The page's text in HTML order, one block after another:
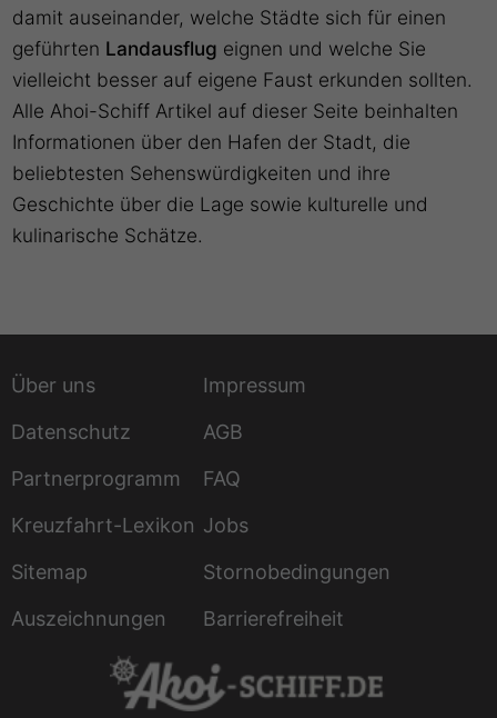
damit auseinander, welche Städte sich für einen
geführten Landausflug eignen und welche Sie
vielleicht besser auf eigene Faust erkunden sollten.
Alle Ahoi-Schiff Artikel auf dieser Seite beinhalten
Informationen über den Hafen der Stadt, die
beliebtesten Sehenswürdigkeiten und ihre
Geschichte über die Lage sowie kulturelle und
kulinarische Schätze.
Über uns
Impressum
Datenschutz
AGB
Partnerprogramm
FAQ
Kreuzfahrt-Lexikon Jobs
Sitemap
Stornobedingungen
Auszeichnungen
Barrierefreiheit